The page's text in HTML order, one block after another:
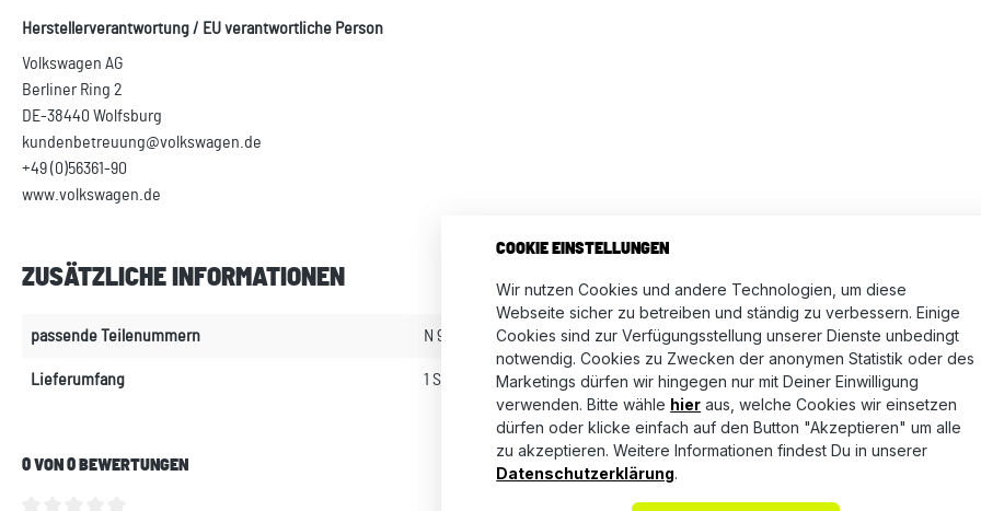
Herstellerverantwortung / EU verantwortliche Person
Volkswagen AG
Berliner Ring 2
DE-38440 Wolfsburg
kundenbetreuung@volkswagen.de
+49 (0)56361-90
www.volkswagen.de
ZUSÄTZLICHE INFORMATIONEN
passende Teilenummern N 91136102
Lieferumfang 1 Schraube M8 x 14
WO FINDE ICH
0 VON 0 BEWERTUNGEN Bewertungen nur in der aktuellen Sprache anzeigen.
COOKIE EINSTELLUNGEN
Wir nutzen Cookies und andere Technologien, um diese
Webseite sicher zu betreiben und ständig zu verbessern. Einige
Cookies sind zur Verfügungsstellung unserer Dienste unbedingt
notwendig. Cookies zu Zwecken der anonymen Statistik oder des
Marketings dürfen wir hingegen nur mit Deiner Einwilligung
verwenden. Bitte wähle hier aus, welche Cookies wir einsetzen
dürfen oder klicke einfach auf den Button "Akzeptieren" um alle
zu akzeptieren. Weitere Informationen findest Du in unserer
Datenschutzerklärung.